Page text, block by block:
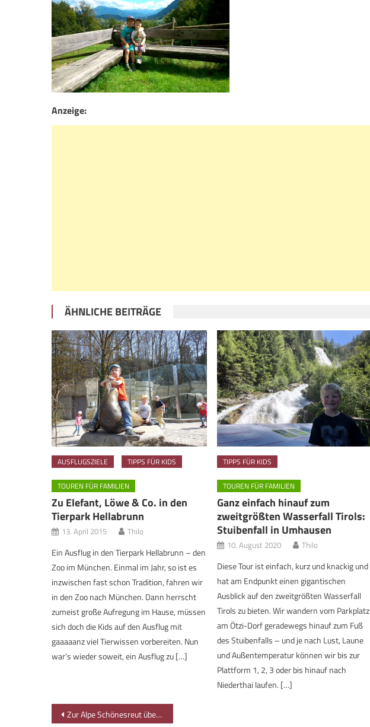
Anzeige:
ÄHNLICHE BEITRÄGE
AUSFLUGSZIELE TIPPS FÜR KIDS
TOUREN FÜR FAMILIEN
Zu Elefant, Löwe & Co. in den
Tierpark Hellabrunn
13. April 2015 Thilo
Ein Ausflug in den Tierpark Hellabrunn – den
Zoo im München. Einmal im Jahr, so ist es
inzwischen fast schon Tradition, fahren wir
in den Zoo nach München. Dann herrscht
zumeist große Aufregung im Hause, müssen
sich doch die Kids auf den Ausflug mit
gaaaaanz viel Tierwissen vorbereiten. Nun
war’s wieder soweit, ein Ausflug zu […]
TIPPS FÜR KIDS
TOUREN FÜR FAMILIEN
Ganz einfach hinauf zum
zweitgrößten Wasserfall Tirols:
Stuibenfall in Umhausen
10. August 2020 Thilo
Diese Tour ist einfach, kurz und knackig und
hat am Endpunkt einen gigantischen
Ausblick auf den zweitgrößten Wasserfall
Tirols zu bieten. Wir wandern vom Parkplatz
am Ötzi-Dorf geradewegs hinauf zum Fuß
des Stuibenfalls – und je nach Lust, Laune
und Außentemperatur können wir bis zur
Plattform 1, 2, 3 oder bis hinauf nach
Niederthai laufen. […]
Beitragsnavigation
Zur Alpe Schönesreut überm Großen Alpsee bei Immenstadt